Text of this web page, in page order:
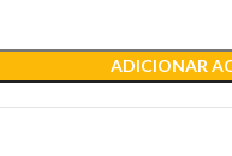
ADICIONAR